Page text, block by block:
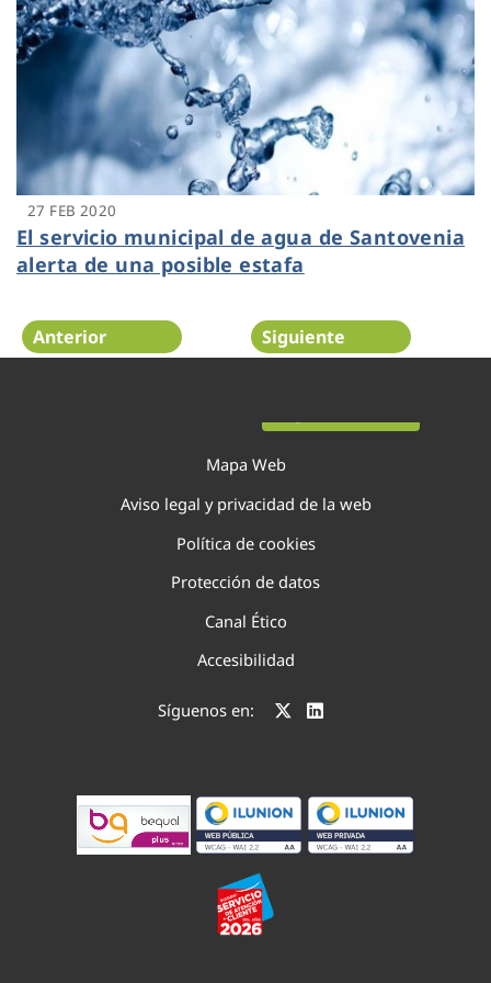
27 FEB 2020
El servicio municipal de agua de Santovenia
alerta de una posible estafa
Anterior Siguiente
Mapa Web
Aviso legal y privacidad de la web
Política de cookies
Protección de datos
Canal Ético
Accesibilidad
Síguenos en: